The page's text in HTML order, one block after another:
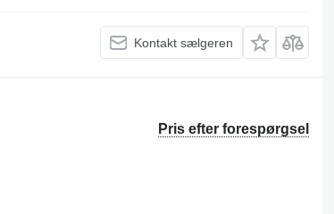
Kontakt sælgeren
Pris efter forespørgsel